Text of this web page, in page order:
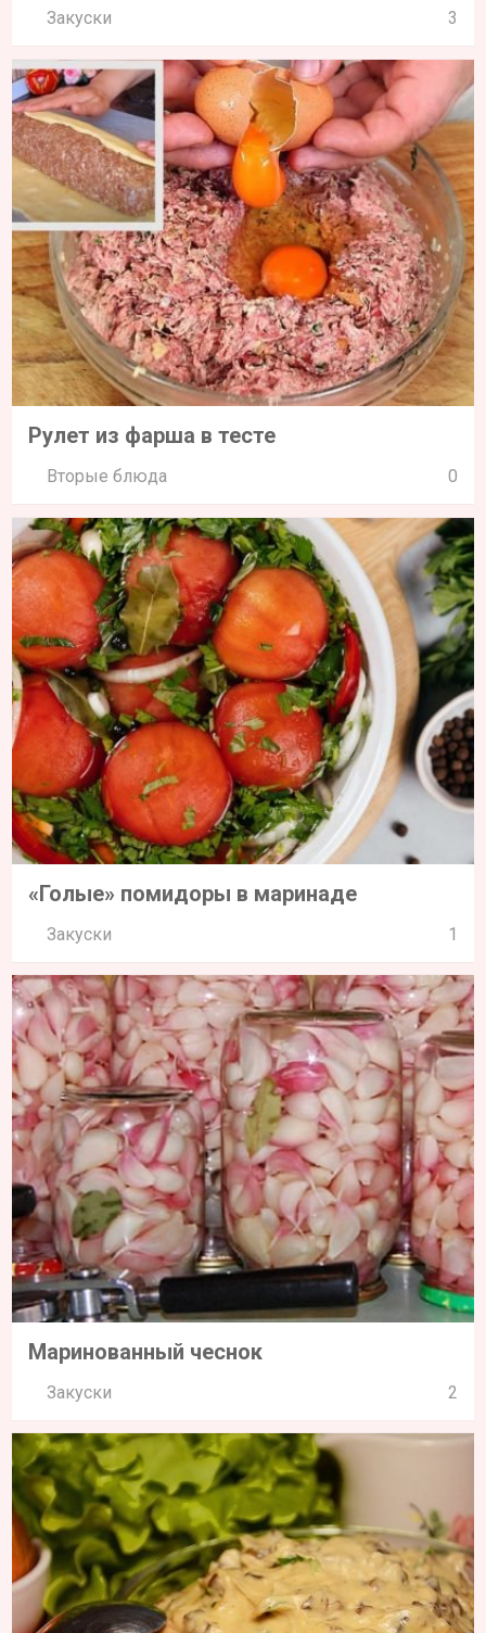
Закуски 3
Рулет из фарша в тесте
Вторые блюда 0
«Голые» помидоры в маринаде
Закуски 1
Маринованный чеснок
Закуски 2